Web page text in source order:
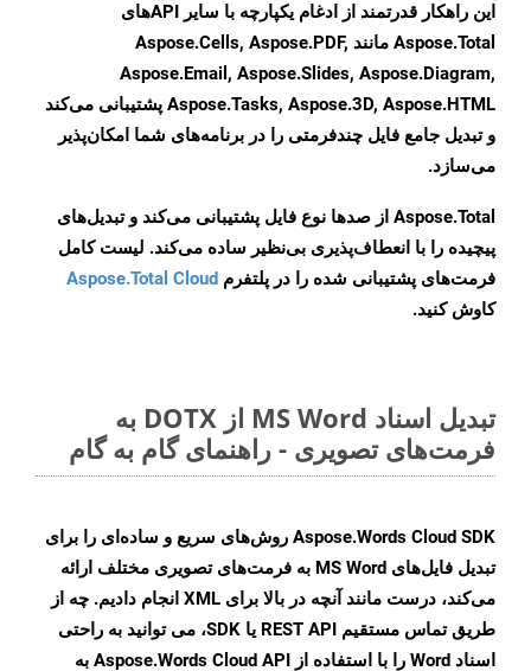
این راهکار قدرتمند از ادغام یکپارچه با سایر APIهای
Aspose.Total مانند Aspose.Cells, Aspose.PDF,
Aspose.Email, Aspose.Slides, Aspose.Diagram,
Aspose.Tasks, Aspose.3D, Aspose.HTML پشتیبانی می‌کند
و تبدیل جامع فایل چندفرمتی را در برنامه‌های شما امکان‌پذیر
می‌سازد.
Aspose.Total از صدها نوع فایل پشتیبانی می‌کند و تبدیل‌های
پیچیده را با انعطاف‌پذیری بی‌نظیر ساده می‌کند. لیست کامل
فرمت‌های پشتیبانی شده را در پلتفرم Aspose.Total Cloud
کاوش کنید.
تبدیل اسناد MS Word از DOTX به
فرمت‌های تصویری - راهنمای گام به گام
Aspose.Words Cloud SDK روش‌های سریع و ساده‌ای را برای
تبدیل فایل‌های MS Word به فرمت‌های تصویری مختلف ارائه
می‌کند، درست مانند آنچه در بالا برای XML انجام دادیم. چه از
طریق تماس مستقیم REST API یا SDK، می توانید به راحتی
اسناد Word را با استفاده از Aspose.Words Cloud API به